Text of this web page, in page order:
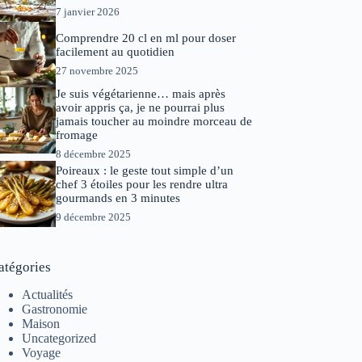
7 janvier 2026
Comprendre 20 cl en ml pour doser
facilement au quotidien
27 novembre 2025
Je suis végétarienne… mais après
avoir appris ça, je ne pourrai plus
jamais toucher au moindre morceau de
fromage
8 décembre 2025
Poireaux : le geste tout simple d’un
chef 3 étoiles pour les rendre ultra
gourmands en 3 minutes
9 décembre 2025
Actualités
Gastronomie
Maison
Uncategorized
Voyage